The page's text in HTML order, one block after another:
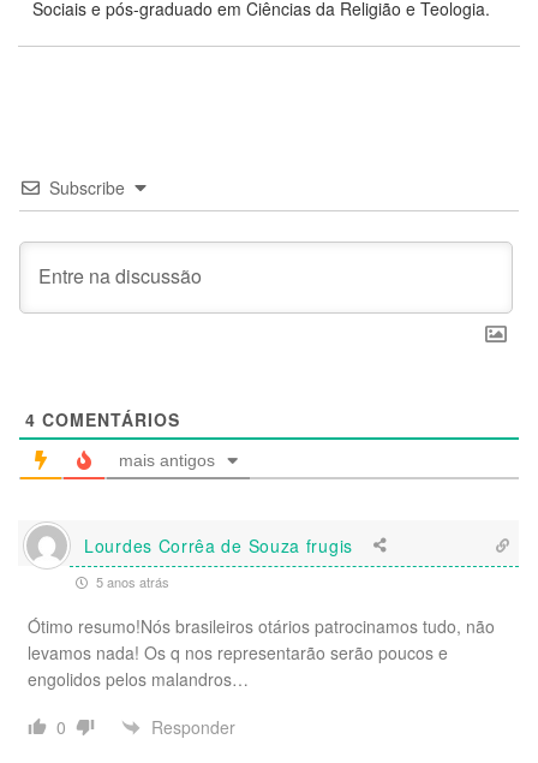
Sociais e pós-graduado em Ciências da Religião e Teologia.
Subscribe
4 COMENTÁRIOS
mais antigos
Lourdes Corrêa de Souza frugis
5 anos atrás
Ótimo resumo!Nós brasileiros otários patrocinamos tudo, não
levamos nada! Os q nos representarão serão poucos e
engolidos pelos malandros…
0
Responder